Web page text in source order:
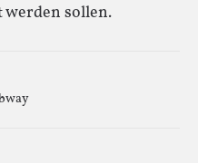
sollen.